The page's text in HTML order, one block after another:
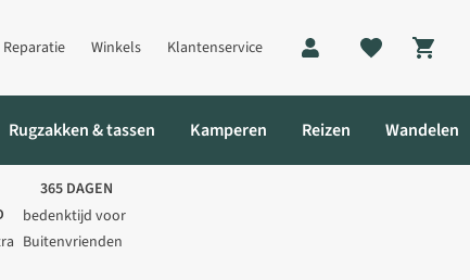
Reparatie Winkels Klantenservice
Rugzakken & tassen Kamperen Reizen Wandelen
365 DAGEN
bedenktijd voor
Buitenvrienden